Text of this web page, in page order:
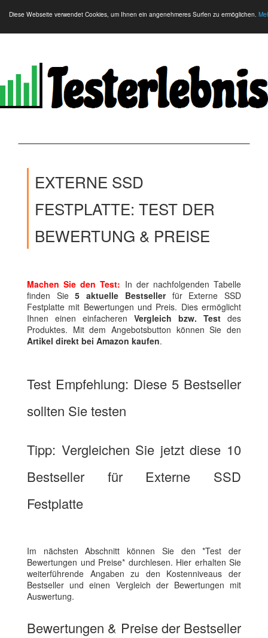
Diese Webseite verwendet Cookies, um Ihnen ein angenehmeres Surfen zu ermöglichen.
EXTERNE SSD
FESTPLATTE: TEST DER
BEWERTUNG & PREISE
Machen Sie den Test: In der nachfolgenden Tabelle
finden Sie5 aktuelle Bestsellerfür Externe SSD
Festplatte mit Bewertungen und Preis. Dies ermöglicht
Ihnen einen einfacheren Vergleich bzw. Test des
Produktes. Mit dem Angebotsbutton können Sie den
Artikel direkt bei Amazon kaufen.
Test Empfehlung: Diese 5 Bestseller
sollten Sie testen
Tipp: Vergleichen Sie jetzt diese 10
Bestseller für Externe SSD
Festplatte
Im nächsten Abschnitt können Sie den *Test der
Bewertungen und Preise* durchlesen. Hier erhalten Sie
weiterführende Angaben zu den Kostenniveaus der
Bestseller und einen Vergleich der Bewertungen mit
Auswertung.
Bewertungen & Preise der Bestseller